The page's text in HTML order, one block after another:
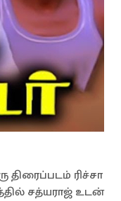
ரிச்சா
சத்யராஜ் உடன்